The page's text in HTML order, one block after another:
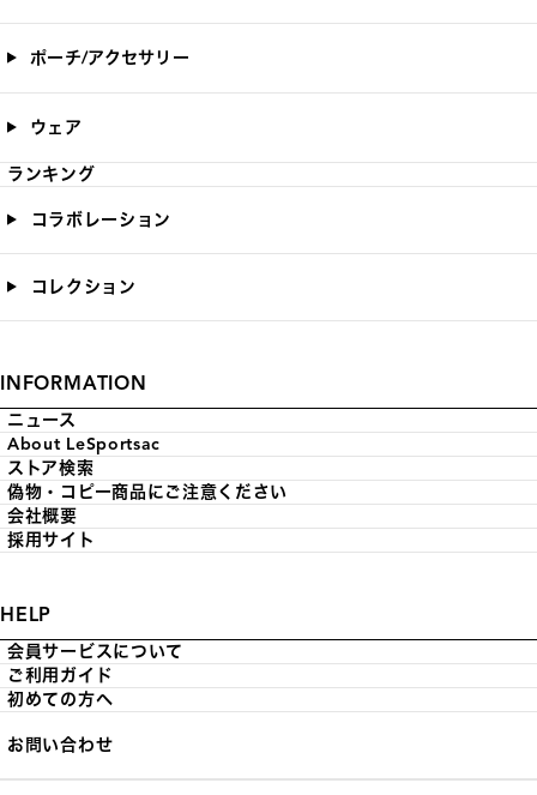
ポーチ/アクセサリー
ウェア
ランキング
コラボレーション
コレクション
INFORMATION
ニュース
About LeSportsac
ストア検索
偽物・コピー商品にご注意ください
会社概要
採用サイト
HELP
会員サービスについて
ご利用ガイド
初めての方へ
お問い合わせ